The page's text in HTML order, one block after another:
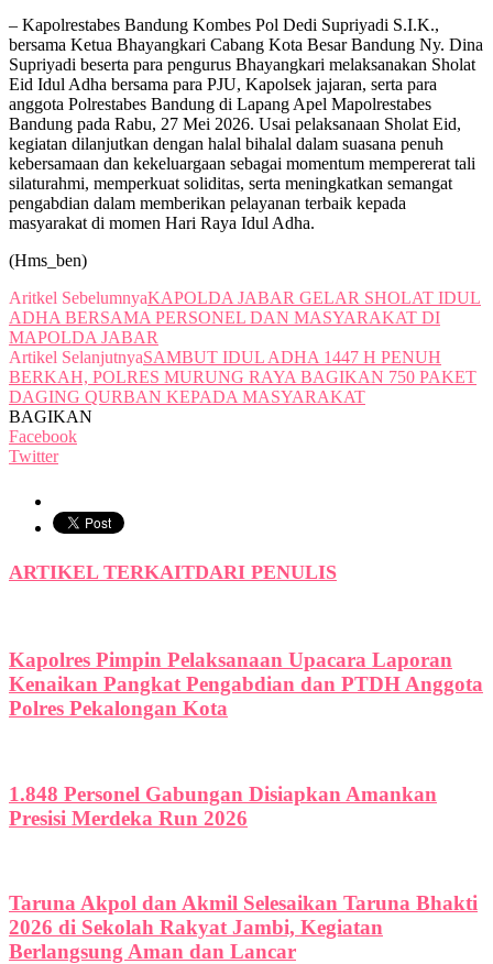
– Kapolrestabes Bandung Kombes Pol Dedi Supriyadi S.I.K.,
bersama Ketua Bhayangkari Cabang Kota Besar Bandung Ny. Dina
Supriyadi beserta para pengurus Bhayangkari melaksanakan Sholat
Eid Idul Adha bersama para PJU, Kapolsek jajaran, serta para
anggota Polrestabes Bandung di Lapang Apel Mapolrestabes
Bandung pada Rabu, 27 Mei 2026. Usai pelaksanaan Sholat Eid,
kegiatan dilanjutkan dengan halal bihalal dalam suasana penuh
kebersamaan dan kekeluargaan sebagai momentum mempererat tali
silaturahmi, memperkuat soliditas, serta meningkatkan semangat
pengabdian dalam memberikan pelayanan terbaik kepada
masyarakat di momen Hari Raya Idul Adha.
(Hms_ben)
Aritkel SebelumnyaKAPOLDA JABAR GELAR SHOLAT IDUL
ADHA BERSAMA PERSONEL DAN MASYARAKAT DI
MAPOLDA JABAR
Artikel SelanjutnyaSAMBUT IDUL ADHA 1447 H PENUH
BERKAH, POLRES MURUNG RAYA BAGIKAN 750 PAKET
DAGING QURBAN KEPADA MASYARAKAT
BAGIKAN
Facebook
Twitter
ARTIKEL TERKAITDARI PENULIS
Kapolres Pimpin Pelaksanaan Upacara Laporan
Kenaikan Pangkat Pengabdian dan PTDH Anggota
Polres Pekalongan Kota
1.848 Personel Gabungan Disiapkan Amankan
Presisi Merdeka Run 2026
Taruna Akpol dan Akmil Selesaikan Taruna Bhakti
2026 di Sekolah Rakyat Jambi, Kegiatan
Berlangsung Aman dan Lancar